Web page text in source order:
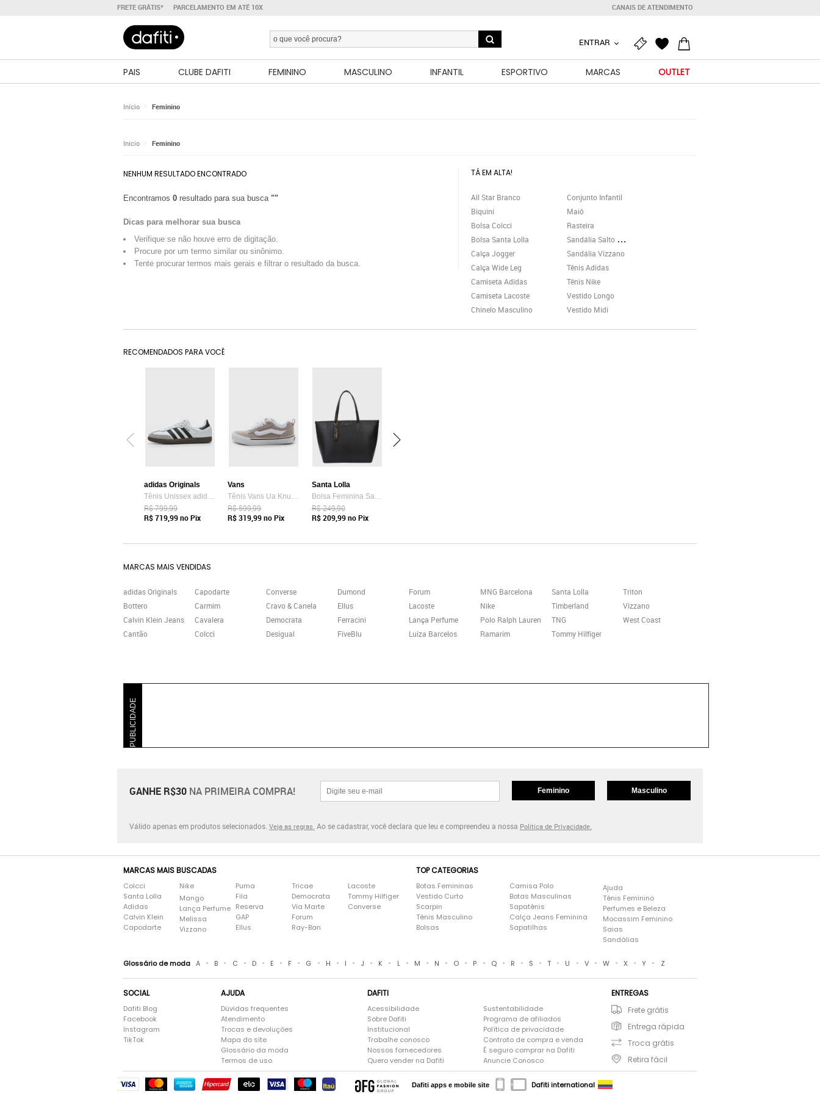
FRETE GRÁTIS* PARCELAMENTO EM ATÉ 10X CANAIS DE ATENDIMENTO
ENTRAR
PAIS CLUBE DAFITI FEMININO MASCULINO INFANTIL ESPORTIVO MARCAS OUTLET
Início Feminino
Início Feminino
NENHUM RESULTADO ENCONTRADO
Encontramos 0 resultado para sua busca ""
Dicas para melhorar sua busca
Verifique se não houve erro de digitação.
Procure por um termo similar ou sinônimo.
Tente procurar termos mais gerais e filtrar o resultado da busca.
TÁ EM ALTA!
All Star Branco
Biquini
Bolsa Colcci
Bolsa Santa Lolla
Calça Jogger
Calça Wide Leg
Camiseta Adidas
Camiseta Lacoste
Chinelo Masculino
Conjunto Infantil
Maiô
Rasteira
Sandália Salto Grosso
Sandália Vizzano
Tênis Adidas
Tênis Nike
Vestido Longo
Vestido Midi
RECOMENDADOS PARA VOCÊ
adidas Originals
Tênis Unissex adidas Originals Samba OG Branco
R$ 799,99
R$ 719,99no Pix
Vans
Tênis Vans Ua Knu Skool Bege
R$ 599,99
R$ 319,99no Pix
Santa Lolla
Bolsa Feminina Santa Lolla Tote Preta
R$ 249,90
R$ 209,99no Pix
MARCAS MAIS VENDIDAS
adidas Originals
Bottero
Calvin Klein Jeans
Cantão
Capodarte
Carmim
Cavalera
Colcci
Converse
Cravo & Canela
Democrata
Desigual
Dumond
Ellus
Ferracini
FiveBlu
Forum
Lacoste
Lança Perfume
Luiza Barcelos
MNG Barcelona
Nike
Polo Ralph Lauren
Ramarim
Santa Lolla
Timberland
TNG
Tommy Hilfiger
Triton
Vizzano
West Coast
PUBLICIDADE
GANHE R$30 NA PRIMEIRA COMPRA! Feminino Masculino
Válido apenas em produtos selecionados. Veja as regras. Ao se cadastrar, você declara que leu e compreendeu a nossa Política de Privacidade.
MARCAS MAIS BUSCADAS
Colcci
Santa Lolla
Adidas
Calvin Klein
Capodarte
Nike
Mango
Lança Perfume
Melissa
Vizzano
Puma
Fila
Reserva
GAP
Ellus
Tricae
Democrata
Via Marte
Forum
Ray-Ban
Lacoste
Tommy Hilfiger
Converse
TOP CATEGORIAS
Botas Femininas
Vestido Curto
Scarpin
Tênis Masculino
Bolsas
Camisa Polo
Botas Masculinas
Sapatênis
Calça Jeans Feminina
Sapatilhas
Ajuda
Tênis Feminino
Perfumes e Beleza
Mocassim Feminino
Saias
Sandálias
Glossário de moda A • B • C • D • E • F • G • H • I • J • K • L • M • N • O • P • Q • R • S • T • U • V • W • X • Y • Z
SOCIAL
Dafiti Blog
Facebook
Instagram
TikTok
AJUDA
Dúvidas frequentes
Atendimento
Trocas e devoluções
Mapa do site
Glossário da moda
Termos de uso
DAFITI
Acessibilidade
Sobre Dafiti
Institucional
Trabalhe conosco
Nossos fornecedores
Quero vender na Dafiti
Sustentabilidade
Programa de afiliados
Política de privacidade
Contrato de compra e venda
É seguro comprar na Dafiti
Anuncie Conosco
ENTREGAS
Frete grátis
Entrega rápida
Troca grátis
Retira fácil
Dafiti apps e mobile site Dafiti international